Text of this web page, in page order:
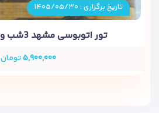
تاریخ برگزاری : ۱۴۰۵/۰۵/۳۰
تور اتوبوسی مشهد 3شب ویژه مرداد ماه
۵,۹۰۰,۰۰۰تومان